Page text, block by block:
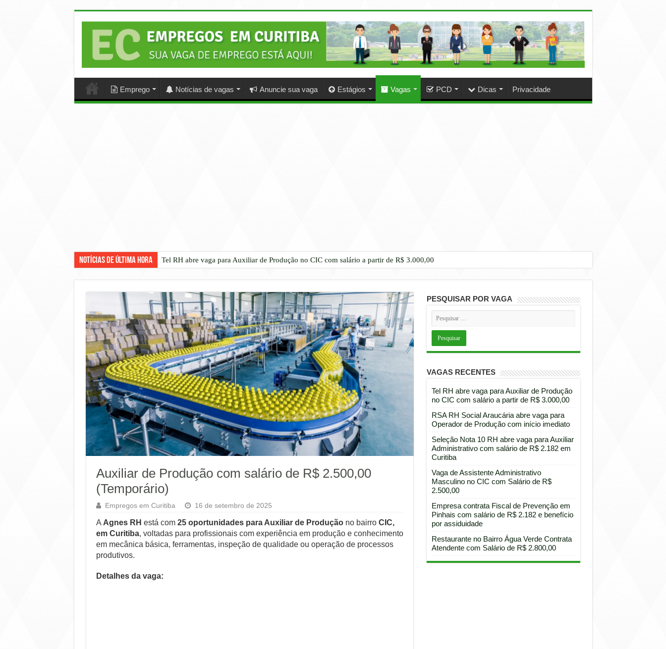
Emprego Notícias de vagas Anuncie sua vaga Estágios Vagas PCD Dicas Privacidade
Notícias de Última Hora Tel RH abre vaga para Auxiliar de Produção no CIC com salário a partir de R$ 3.000,00
Auxiliar de Produção com salário de R$ 2.500,00
(Temporário)
Empregos em Curitiba 16 de setembro de 2025
A Agnes RH está com 25 oportunidades para Auxiliar de Produçãono bairro CIC,
em Curitiba, voltadas para profissionais com experiência em produção e conhecimento
em mecânica básica, ferramentas, inspeção de qualidade ou operação de processos
produtivos.
Detalhes da vaga:
PESQUISAR POR VAGA
VAGAS RECENTES
Tel RH abre vaga para Auxiliar de Produção
no CIC com salário a partir de R$ 3.000,00
RSA RH Social Araucária abre vaga para
Operador de Produção com início imediato
Seleção Nota 10 RH abre vaga para Auxiliar
Administrativo com salário de R$ 2.182 em
Curitiba
Vaga de Assistente Administrativo
Masculino no CIC com Salário de R$
2.500,00
Empresa contrata Fiscal de Prevenção em
Pinhais com salário de R$ 2.182 e benefício
por assiduidade
Restaurante no Bairro Água Verde Contrata
Atendente com Salário de R$ 2.800,00